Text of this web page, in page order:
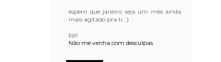
espero que janeiro seja um mês ainda
mais agitado pra ti. ;)
bjs!
Não me venha com desculpas